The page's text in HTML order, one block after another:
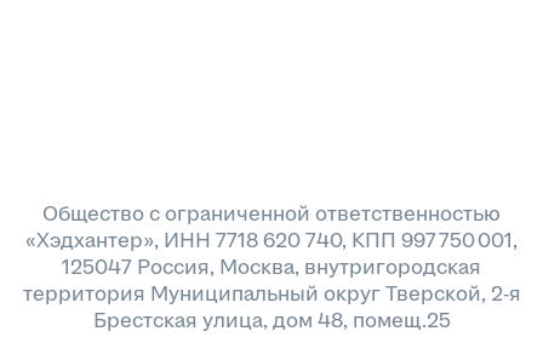
Общество с ограниченной ответственностью
«Хэдхантер», ИНН 7718 620 740, КПП 997 750 001,
125047 Россия, Москва, внутригородская
территория Муниципальный округ Тверской, 2-я
Брестская улица, дом 48, помещ.25